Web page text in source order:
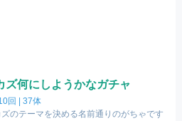
ズ何にしようかなガチャ
回 |37体
のテーマを決める名前通りのがちゃです